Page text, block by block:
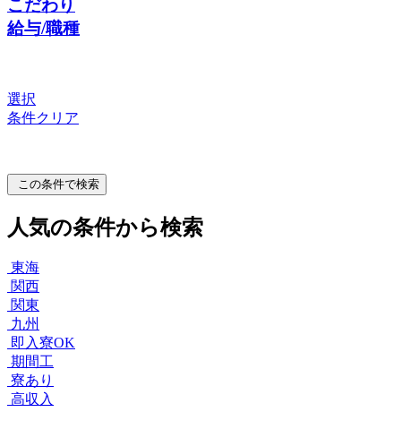
こだわり
給与/職種
選択
条件クリア
この条件で検索
人気の条件から検索
東海
関西
関東
九州
即入寮OK
期間工
寮あり
高収入